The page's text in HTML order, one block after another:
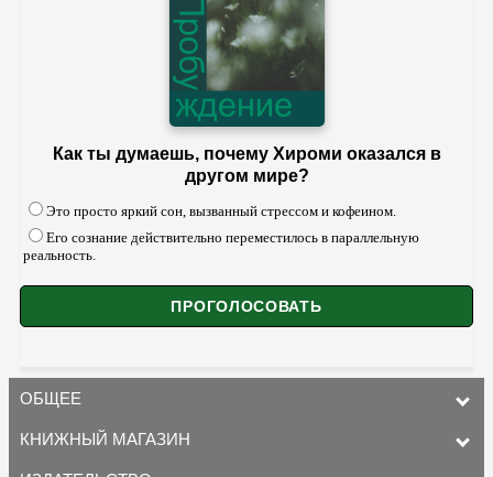
Как ты думаешь, почему Хироми оказался в
другом мире?
Это просто яркий сон, вызванный стрессом и кофеином.
Его сознание действительно переместилось в параллельную
реальность.
ОБЩЕЕ
КНИЖНЫЙ МАГАЗИН